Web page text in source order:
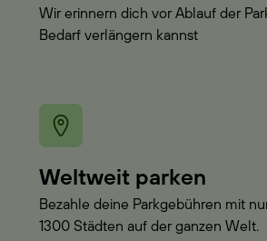
Wir erinnern dich vor Ablauf der
Bedarf verlängern kannst
Weltweit parken
Bezahle deine Parkgebühren mit
1300 Städten auf der ganzen Welt.